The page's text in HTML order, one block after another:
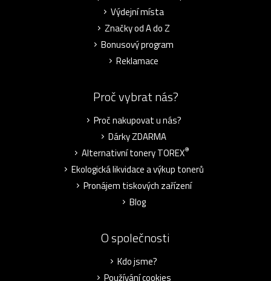
Výdejní místa
Značky od A do Z
Bonusový program
Reklamace
Proč vybrat nás?
Proč nakupovat u nás?
Dárky ZDARMA
Alternativní tonery TOREX®
Ekologická likvidace a výkup tonerů
Pronájem tiskových zařízení
Blog
O společnosti
Kdo jsme?
Používání cookies